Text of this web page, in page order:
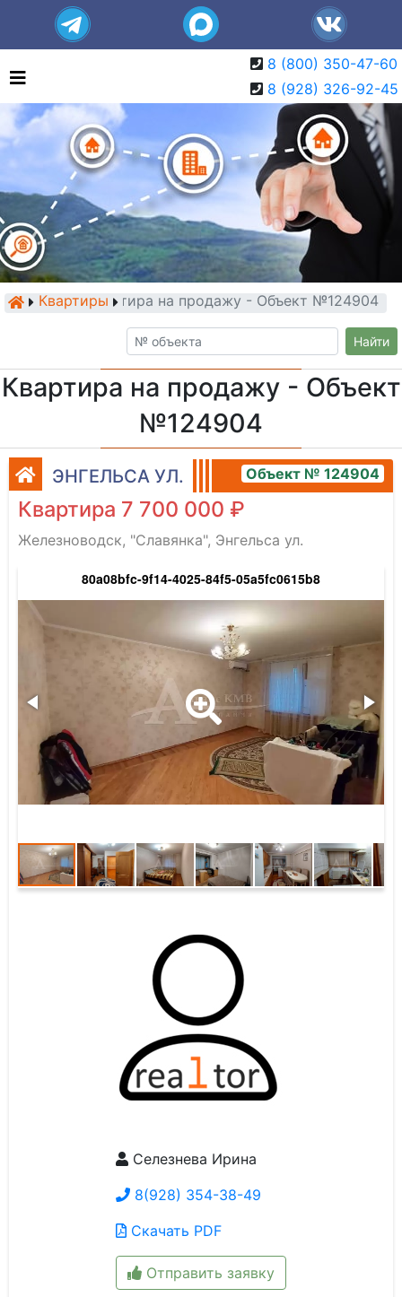
8 (800) 350-47-60
8 (928) 326-92-45
КвартирыКвартира на продажу - Объект №124904
Найти
Квартира на продажу - Объект
№124904
ЭНГЕЛЬСА УЛ. Объект № 124904
Квартира 7 700 000 ₽
Железноводск, "Славянка", Энгельса ул.
80a08bfc-9f14-4025-84f5-05a5fc0615b8
Селезнева Ирина
8(928) 354-38-49
Скачать PDF
Отправить заявку